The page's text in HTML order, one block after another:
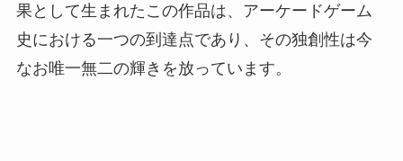
果として生まれたこの作品は、アーケードゲーム
史における一つの到達点であり、その独創性は今
なお唯一無二の輝きを放っています。